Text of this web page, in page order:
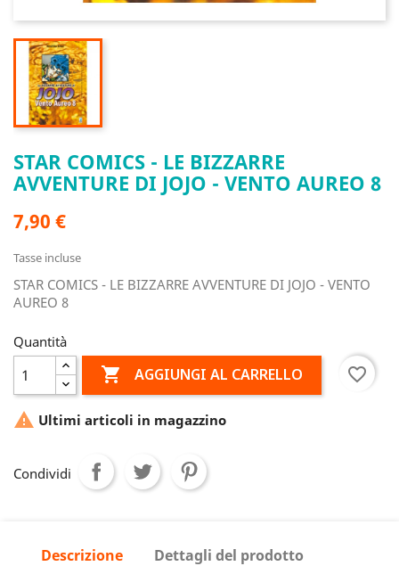
STAR COMICS - LE BIZZARRE
AVVENTURE DI JOJO - VENTO AUREO 8
7,90 €
Tasse incluse
STAR COMICS - LE BIZZARRE AVVENTURE DI JOJO - VENTO
AUREO 8
Quantità
 AGGIUNGI AL CARRELLO favorite_border
 Ultimi articoli in magazzino
Condividi
Descrizione Dettagli del prodotto